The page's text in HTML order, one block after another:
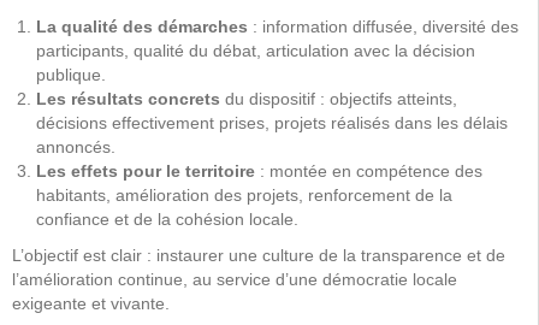
La qualité des démarches : information diffusée, diversité des
participants, qualité du débat, articulation avec la décision
publique.
Les résultats concrets du dispositif : objectifs atteints,
décisions effectivement prises, projets réalisés dans les délais
annoncés.
Les effets pour le territoire : montée en compétence des
habitants, amélioration des projets, renforcement de la
confiance et de la cohésion locale.
L’objectif est clair : instaurer une culture de la transparence et de
l’amélioration continue, au service d’une démocratie locale
exigeante et vivante.